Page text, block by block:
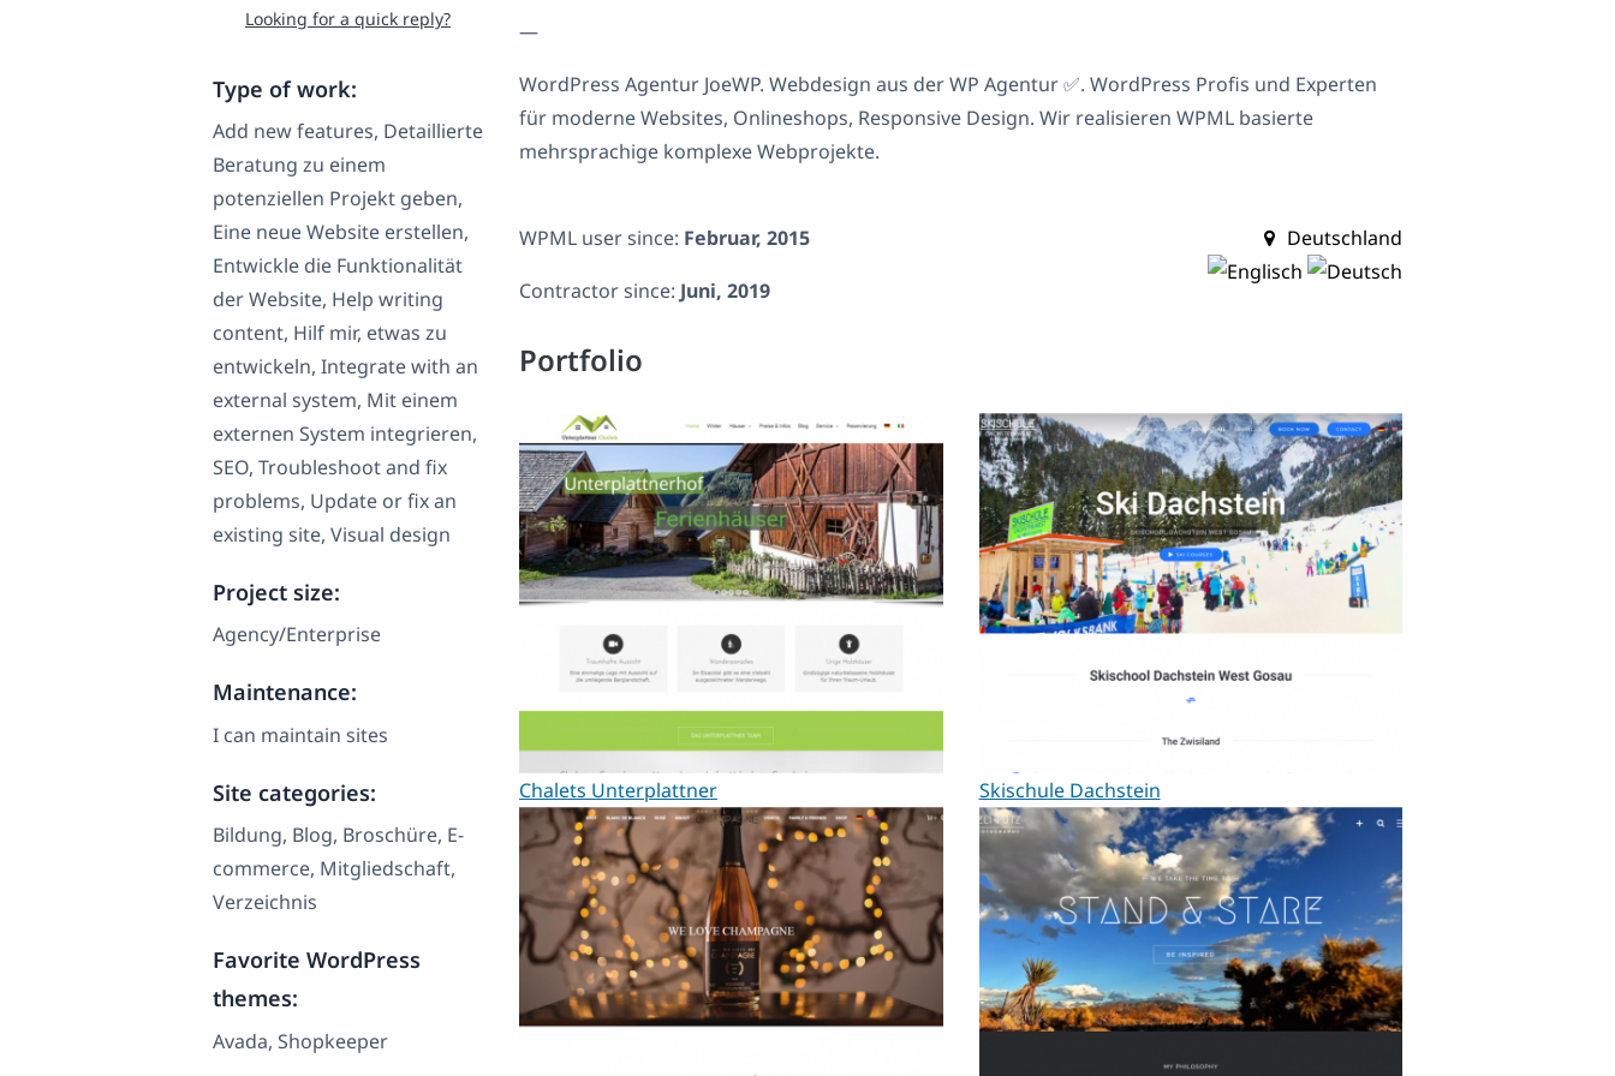
Looking for a quick reply?
Type of work:
Add new features, Detaillierte
Beratung zu einem
potenziellen Projekt geben,
Eine neue Website erstellen,
Entwickle die Funktionalität
der Website, Help writing
content, Hilf mir, etwas zu
entwickeln, Integrate with an
external system, Mit einem
externen System integrieren,
SEO, Troubleshoot and fix
problems, Update or fix an
existing site, Visual design
Project size:
Agency/Enterprise
Maintenance:
I can maintain sites
Site categories:
Bildung, Blog, Broschüre, E-
commerce, Mitgliedschaft,
Verzeichnis
Favorite WordPress
themes:
Avada, Shopkeeper
—
WordPress Agentur JoeWP. Webdesign aus der WP Agentur ✅. WordPress Profis und Experten
für moderne Websites, Onlineshops, Responsive Design. Wir realisieren WPML basierte
mehrsprachige komplexe Webprojekte.
WPML user since: Februar, 2015
Contractor since: Juni, 2019
Deutschland
Portfolio
Chalets Unterplattner Skischule Dachstein